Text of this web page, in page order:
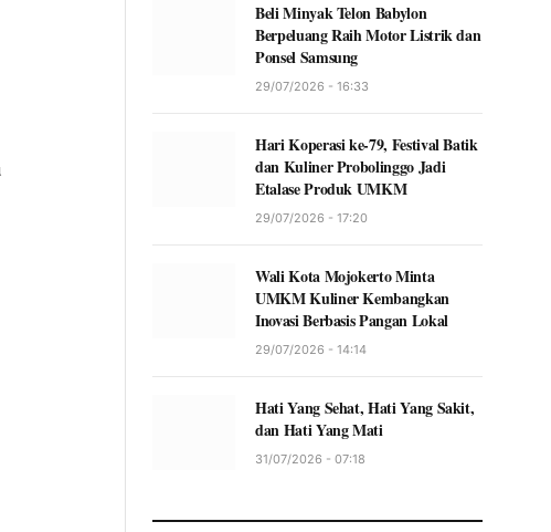
Beli Minyak Telon Babylon
Berpeluang Raih Motor Listrik dan
Ponsel Samsung
29/07/2026 - 16:33
Hari Koperasi ke-79, Festival Batik
dan Kuliner Probolinggo Jadi
Etalase Produk UMKM
29/07/2026 - 17:20
Wali Kota Mojokerto Minta
UMKM Kuliner Kembangkan
Inovasi Berbasis Pangan Lokal
29/07/2026 - 14:14
Hati Yang Sehat, Hati Yang Sakit,
dan Hati Yang Mati
31/07/2026 - 07:18